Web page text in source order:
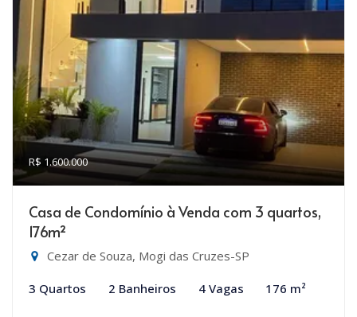
R$ 1.600.000
Casa de Condomínio à Venda com 3 quartos,
176m²
Cezar de Souza, Mogi das Cruzes-SP
3 Quartos 2 Banheiros 4 Vagas 176 m²